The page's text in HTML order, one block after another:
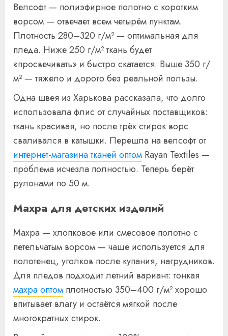
Велсофт — полиэфирное полотно с коротким
ворсом — отвечает всем четырём пунктам.
Плотность 280–320 г/м² — оптимальная для
пледа. Ниже 250 г/м² ткань будет
«просвечивать» и быстро скатается. Выше 350 г/
м² — тяжело и дорого без реальной пользы.
Одна швея из Харькова рассказала, что долго
использовала флис от случайных поставщиков:
ткань красивая, но после трёх стирок ворс
сваливался в катышки. Перешла на велсофт от
интернет-магазина тканей оптом Rayan Textiles —
проблема исчезла полностью. Теперь берёт
рулонами по 50 м.
Махра для детских изделий
Махра — хлопковое или смесовое полотно с
петельчатым ворсом — чаще используется для
полотенец, уголков после купания, нагрудников.
Для пледов подходит летний вариант: тонкая
махра оптом плотностью 350–400 г/м² хорошо
впитывает влагу и остаётся мягкой после
многократных стирок.